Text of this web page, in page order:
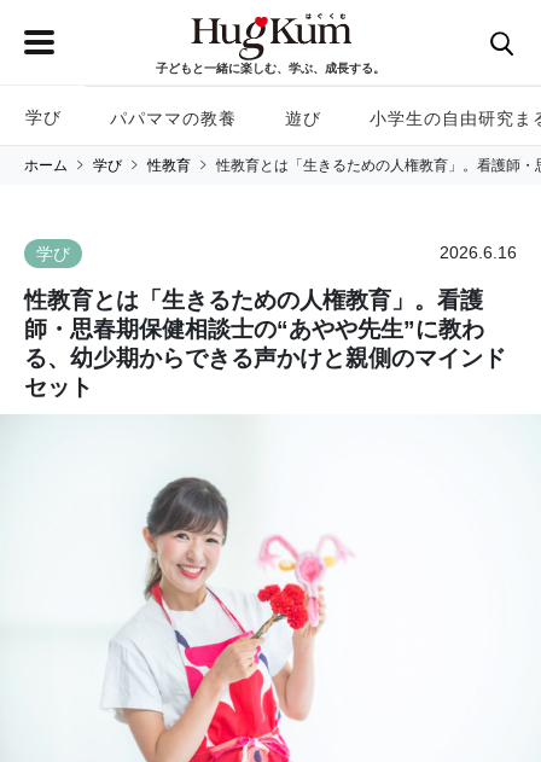
子どもと一緒に楽しむ、学ぶ、成長する。
学び パパママの教養 遊び 小学生の自由研究ま
ホーム 学び 性教育 性教育とは「生きるための人権教育」。看護師
学び 2026.6.16
性教育とは「生きるための人権教育」。看護
師・思春期保健相談士の“あやや先生”に教わ
る、幼少期からできる声かけと親側のマインド
セット